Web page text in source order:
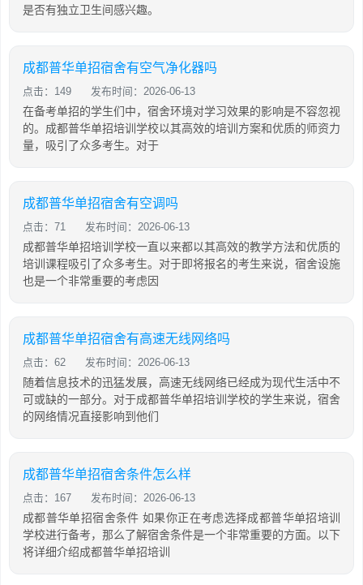
是否有独立卫生间感兴趣。
成都普华单招宿舍有空气净化器吗
点击：149 发布时间：2026-06-13
在备考单招的学生们中，宿舍环境对学习效果的影响是不容忽视
的。成都普华单招培训学校以其高效的培训方案和优质的师资力
量，吸引了众多考生。对于
成都普华单招宿舍有空调吗
点击：71 发布时间：2026-06-13
成都普华单招培训学校一直以来都以其高效的教学方法和优质的
培训课程吸引了众多考生。对于即将报名的考生来说，宿舍设施
也是一个非常重要的考虑因
成都普华单招宿舍有高速无线网络吗
点击：62 发布时间：2026-06-13
随着信息技术的迅猛发展，高速无线网络已经成为现代生活中不
可或缺的一部分。对于成都普华单招培训学校的学生来说，宿舍
的网络情况直接影响到他们
成都普华单招宿舍条件怎么样
点击：167 发布时间：2026-06-13
成都普华单招宿舍条件 如果你正在考虑选择成都普华单招培训
学校进行备考，那么了解宿舍条件是一个非常重要的方面。以下
将详细介绍成都普华单招培训